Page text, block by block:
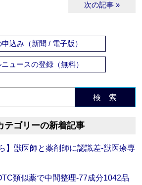
次の記事 »
込み（新聞 / 電子版）
ニュースの登録（無料）
検 索
テゴリーの新着記事
】獣医師と薬剤師に認識差‐獣医療専
類似薬で中間整理‐77成分1042品